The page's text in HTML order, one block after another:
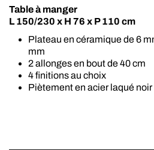
Table à manger
L 150/230 x H 76 x P 110 cm
Plateau en céramique de 6
mm
2 allonges en bout de 40 cm
4 finitions au choix
Piètement en acier laqué